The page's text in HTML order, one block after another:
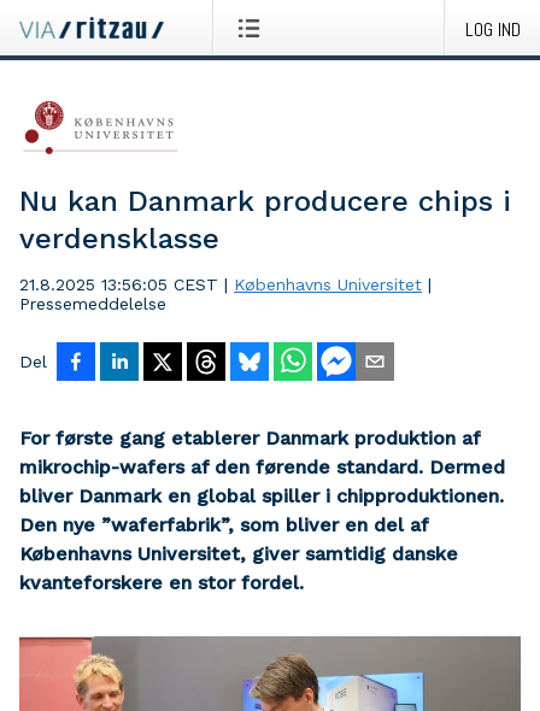
LOG IND
Nu kan Danmark producere chips i
verdensklasse
21.8.2025 13:56:05 CEST | Københavns Universitet |
Pressemeddelelse
Del
For første gang etablerer Danmark produktion af
mikrochip-wafers af den førende standard. Dermed
bliver Danmark en global spiller i chipproduktionen.
Den nye ”waferfabrik”, som bliver en del af
Københavns Universitet, giver samtidig danske
kvanteforskere en stor fordel.